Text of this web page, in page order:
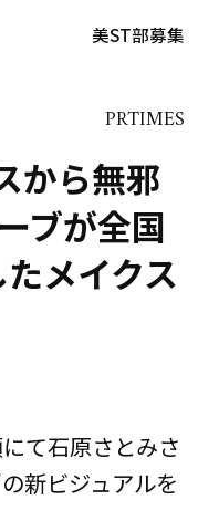
美ST部募集
PRTIMES
から無邪
ブが全国
メイクス
て石原さとみさ
新ビジュアルを